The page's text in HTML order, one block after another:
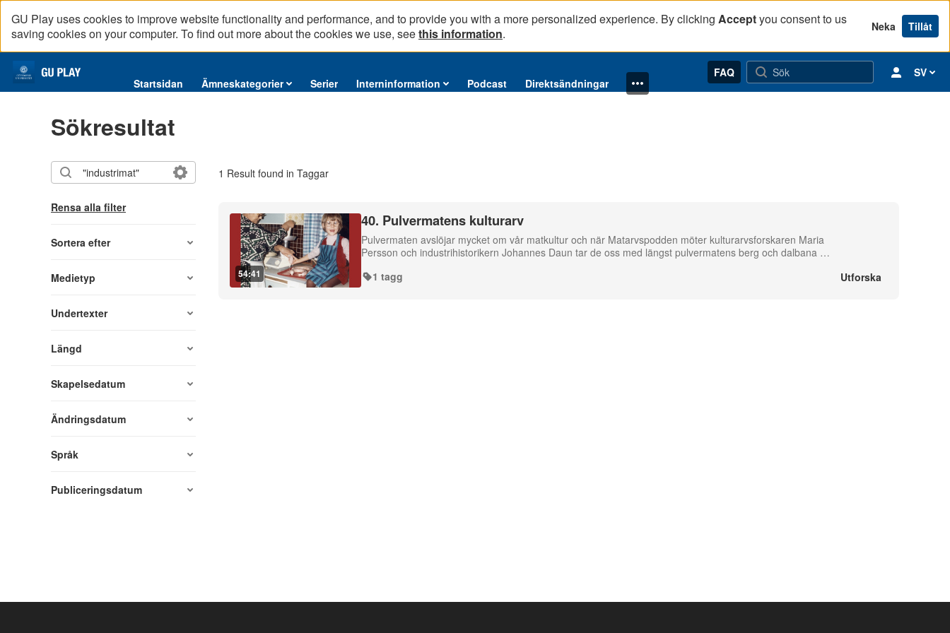
GU Play uses cookies to improve website functionality and performance, and to provide you with a more personalized experience. By clicking Acceptyou consent to us
saving cookies on your computer. To find out more about the cookies we use, seethis information. Neka Tillåt
Startsidan
Serier
Podcast
English content
Startsidan Ämneskategorier Serier Interninformation Podcast Direktsändningar
FAQ SV
Sökresultat
Rensa alla filter
Sortera efter
Medietyp
Undertexter
Längd
Skapelsedatum
Ändringsdatum
Språk
Publiceringsdatum
1 Result found in Taggar
54:41
40. Pulvermatens kulturarv
Pulvermaten avslöjar mycket om vår matkultur och när Matarvspodden möter kulturarvsforskaren Maria
Persson och industrihistorikern Johannes Daun tar de oss med längst pulvermatens berg och dalbana …
1 tagg
Utforska